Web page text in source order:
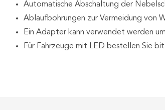
Automatische Abschaltung der
Ablaufbohrungen zur Vermeidung von
Ein Adapter kann verwendet werden
Für Fahrzeuge mit LED bestellen Sie